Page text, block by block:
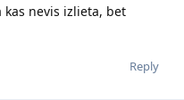
nevis izlieta, bet
Reply